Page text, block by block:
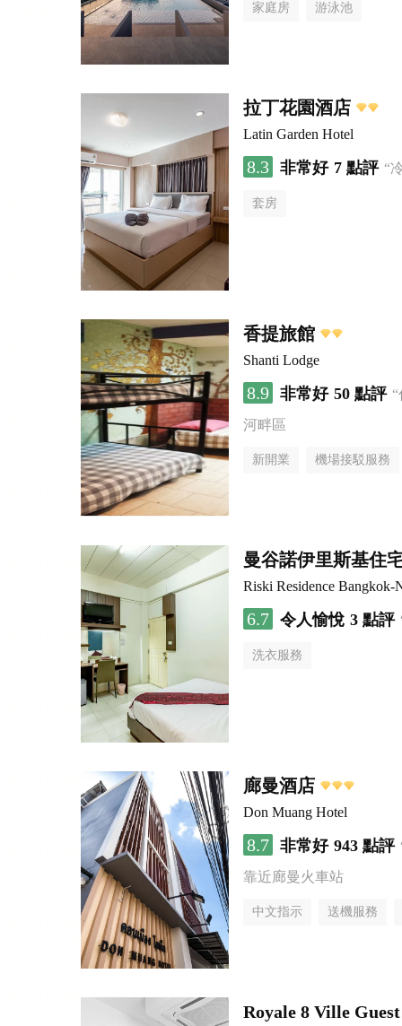
家庭房 游泳池
拉丁花園酒店
Latin Garden Hotel
8.3 非常好 7 點評 “
套房
香提旅館
Shanti Lodge
8.9 非常好 50 點評
河畔區
新開業 機場接駁服務
曼谷諾伊里斯基住
Riski Residence Bangkok-
6.7 令人愉悅 3 點評
洗衣服務
廊曼酒店
Don Muang Hotel
8.7 非常好 943 點評
靠近廊曼火車站
中文指示 送機服務
Royale 8 Ville